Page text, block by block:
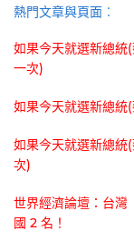
熱門文章與頁面︰
如果今天就選新總
一次)
如果今天就選新總統
如果今天就選新總統
次)
世界經濟論壇：台灣
國 2 名！